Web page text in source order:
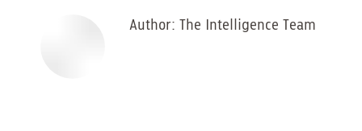
Author: The Intelligence Team